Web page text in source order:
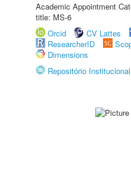
Academic Appointment
title: MS-6
Orcid
CV Lattes
ResearcherID
Dimensions
Repositório